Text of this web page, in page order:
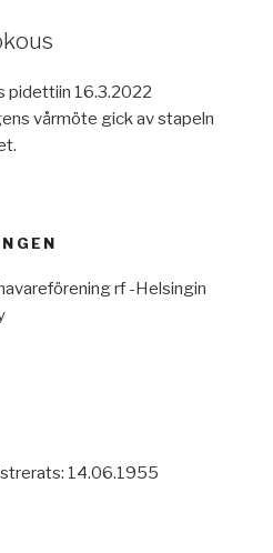
pidettiin 16.3.2022
vårmöte gick av stapeln
rf -Helsingin
14.06.1955